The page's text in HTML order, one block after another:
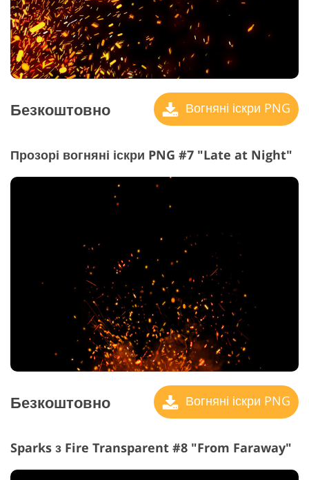
Безкоштовно Вогняні іскри PNG
Прозорі вогняні іскри PNG #7 "Late at Night"
Безкоштовно Вогняні іскри PNG
Sparks з Fire Transparent #8 "From Faraway"